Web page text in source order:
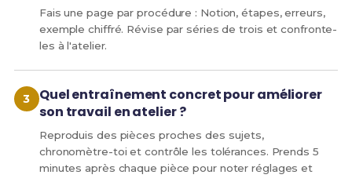
Fais une page par procédure : Notion, étapes, erreurs,
exemple chiffré. Révise par séries de trois et confronte-
les à l'atelier.
Quel entraînement concret pour améliorer
son travail en atelier ?
Reproduis des pièces proches des sujets,
chronomètre-toi et contrôle les tolérances. Prends 5
minutes après chaque pièce pour noter réglages et